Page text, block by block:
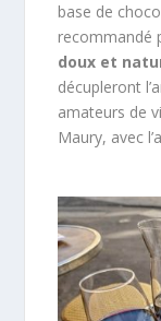
base de
recommandé
doux et
décupleront
amateurs de
Maury, avec